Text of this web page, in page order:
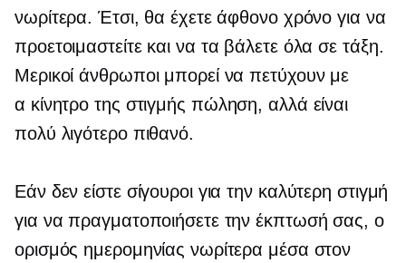
νωρίτερα. Έτσι, θα έχετε άφθονο χρόνο για να
προετοιμαστείτε και να τα βάλετε όλα σε τάξη.
Μερικοί άνθρωποι μπορεί να πετύχουν με
α κίνητρο της στιγμής πώληση, αλλά είναι
πολύ λιγότερο πιθανό.
Εάν δεν είστε σίγουροι για την καλύτερη στιγμή
για να πραγματοποιήσετε την έκπτωσή σας, ο
ορισμός ημερομηνίας νωρίτερα μέσα στον